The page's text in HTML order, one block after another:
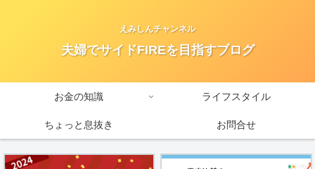
えみしんチャンネル
夫婦でサイドFIREを目指すブログ
お金の知識 ライフスタイル
ちょっと息抜き お問合せ